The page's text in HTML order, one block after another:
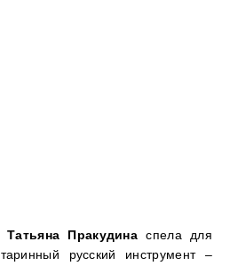
Татьяна Пракудина спела для
русский инструмент –